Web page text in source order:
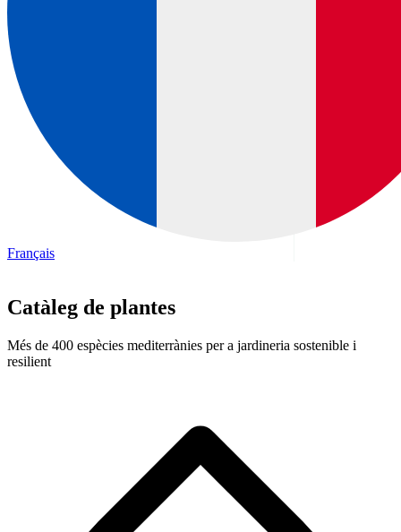
Français
Catàleg de plantes
Més de 400 espècies mediterrànies per a jardineria sostenible i
resilient